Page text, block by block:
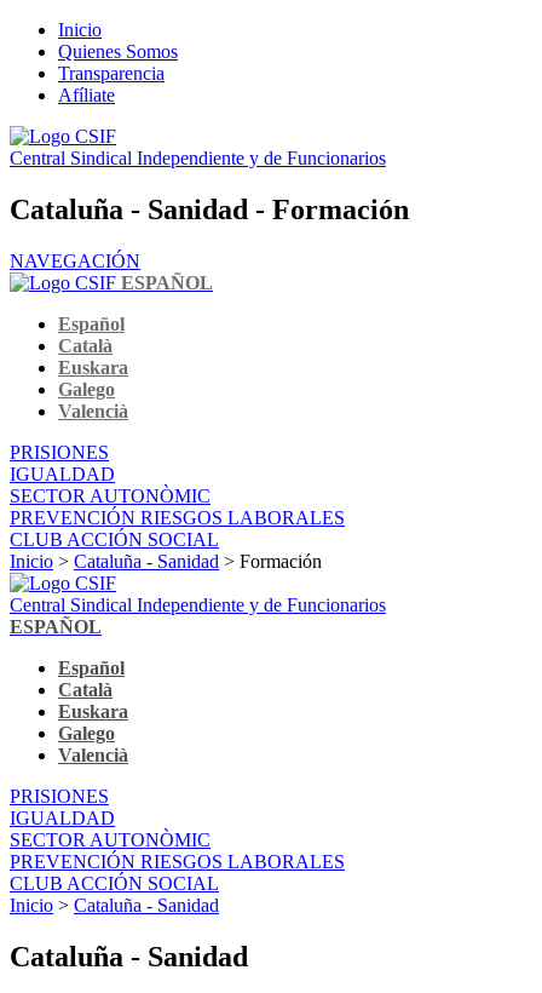
Inicio
Quienes Somos
Transparencia
Afíliate
Central Sindical Independiente y de Funcionarios
Cataluña - Sanidad - Formación
NAVEGACIÓN
ESPAÑOL
Español
Català
Euskara
Galego
Valencià
PRISIONES
IGUALDAD
SECTOR AUTONÒMIC
PREVENCIÓN RIESGOS LABORALES
CLUB ACCIÓN SOCIAL
Inicio > Cataluña - Sanidad > Formación
Central Sindical Independiente y de Funcionarios
ESPAÑOL
Español
Català
Euskara
Galego
Valencià
PRISIONES
IGUALDAD
SECTOR AUTONÒMIC
PREVENCIÓN RIESGOS LABORALES
CLUB ACCIÓN SOCIAL
Inicio > Cataluña - Sanidad
Cataluña - Sanidad